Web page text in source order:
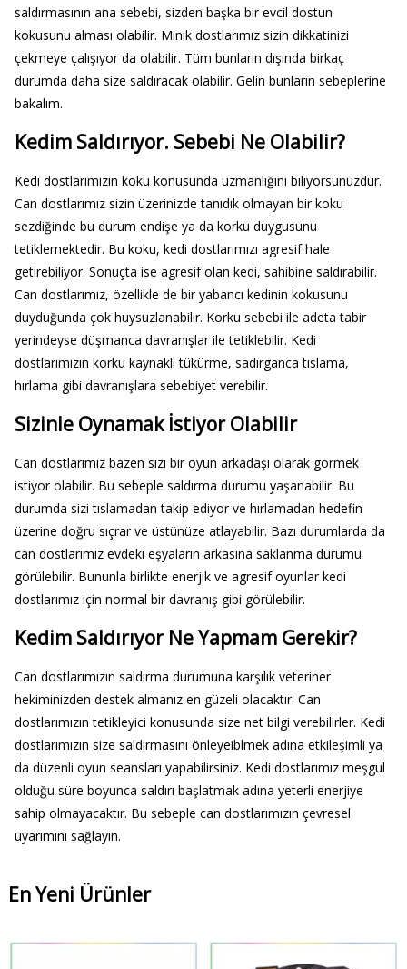
saldırmasının ana sebebi, sizden başka bir evcil dostun
kokusunu alması olabilir. Minik dostlarımız sizin dikkatinizi
çekmeye çalışıyor da olabilir. Tüm bunların dışında birkaç
durumda daha size saldıracak olabilir. Gelin bunların sebeplerine
bakalım.
Kedim Saldırıyor. Sebebi Ne Olabilir?
Kedi dostlarımızın koku konusunda uzmanlığını biliyorsunuzdur.
Can dostlarımız sizin üzerinizde tanıdık olmayan bir koku
sezdiğinde bu durum endişe ya da korku duygusunu
tetiklemektedir. Bu koku, kedi dostlarımızı agresif hale
getirebiliyor. Sonuçta ise agresif olan kedi, sahibine saldırabilir.
Can dostlarımız, özellikle de bir yabancı kedinin kokusunu
duyduğunda çok huysuzlanabilir. Korku sebebi ile adeta tabir
yerindeyse düşmanca davranışlar ile tetiklebilir. Kedi
dostlarımızın korku kaynaklı tükürme, sadırganca tıslama,
hırlama gibi davranışlara sebebiyet verebilir.
Sizinle Oynamak İstiyor Olabilir
Can dostlarımız bazen sizi bir oyun arkadaşı olarak görmek
istiyor olabilir. Bu sebeple saldırma durumu yaşanabilir. Bu
durumda sizi tıslamadan takip ediyor ve hırlamadan hedefin
üzerine doğru sıçrar ve üstünüze atlayabilir. Bazı durumlarda da
can dostlarımız evdeki eşyaların arkasına saklanma durumu
görülebilir. Bununla birlikte enerjik ve agresif oyunlar kedi
dostlarımız için normal bir davranış gibi görülebilir.
Kedim Saldırıyor Ne Yapmam Gerekir?
Can dostlarımızın saldırma durumuna karşılık veteriner
hekiminizden destek almanız en güzeli olacaktır. Can
dostlarımızın tetikleyici konusunda size net bilgi verebilirler. Kedi
dostlarımızın size saldırmasını önleyeiblmek adına etkileşimli ya
da düzenli oyun seansları yapabilirsiniz. Kedi dostlarımız meşgul
olduğu süre boyunca saldırı başlatmak adına yeterli enerjiye
sahip olmayacaktır. Bu sebeple can dostlarımızın çevresel
uyarımını sağlayın.
En Yeni Ürünler